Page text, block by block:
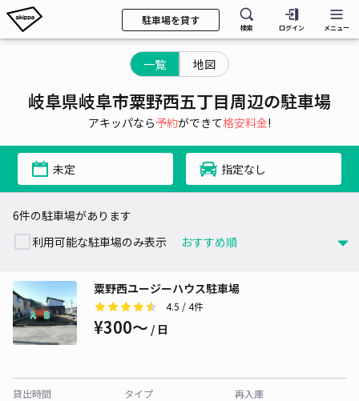
駐車場を貸す
検索 ログイン メニュー
一覧 地図
岐阜県岐阜市粟野西五丁目周辺の駐車場
アキッパなら予約ができて格安料金!
未定 指定なし
6件の駐車場があります
利用可能な駐車場のみ表示
粟野西ユージーハウス駐車場
4.5 / 4件
¥300〜 / 日
貸出時間
タイプ
再入庫